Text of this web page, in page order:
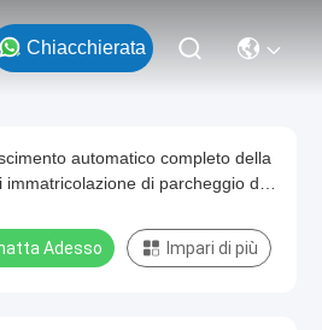
Chiacchierata
automatico completo della
immatricolazione di parcheggio del
Adesso Impari di più